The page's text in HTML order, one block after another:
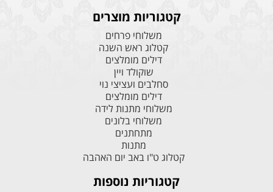
קטגוריות מוצרים
משלוחי פרחים
קטלוג ראש השנה
דילים מומלצים
שוקולד ויין
סחלבים ועציצי נוי
דילים מומלצים
משלוחי מתנות לידה
משלוחי בלונים
מתחתנים
מתנות
קטלוג ט"ו באב יום האהבה
קטגוריות נוספות